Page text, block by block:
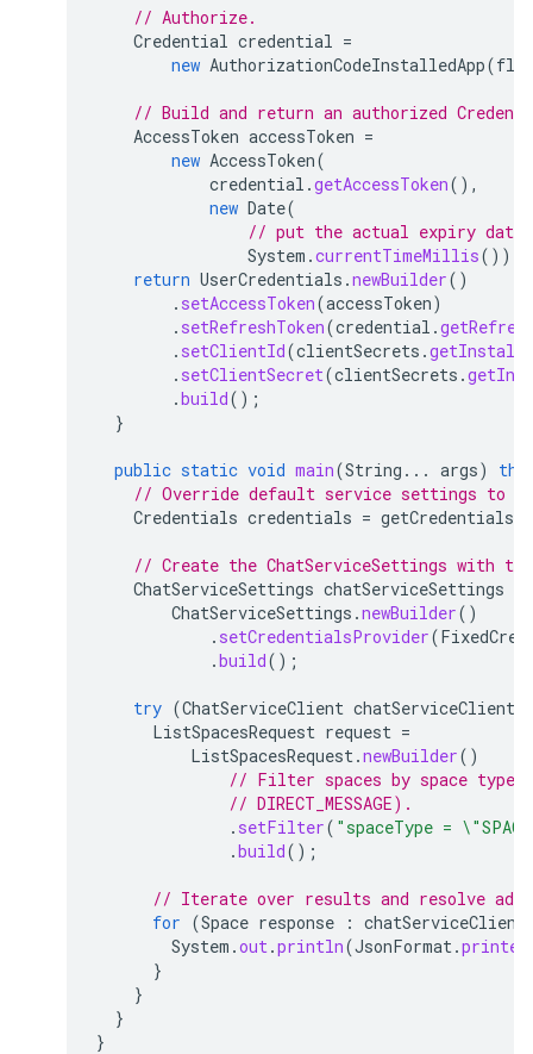
// Authorize.
Credential credential =
new AuthorizationCodeInstalledApp(flow
// Build and return an authorized
AccessToken accessToken =
new AccessToken(
credential .getAccessToken(),
new Date(
// put the actual expiry date
System .currentTimeMillis()));
return UserCredentials .newBuilder()
. setAccessToken(accessToken)
. setRefreshToken(credential .
. setClientId(clientSecrets .
. setClientSecret(clientSecrets .
.build();
}
public static void main(String ... args)
// Override default service settings to
Credentials credentials = getCredentials
// Create the ChatServiceSettings with
ChatServiceSettings chatServiceSettings
ChatServiceSettings .newBuilder()
. setCredentialsProvider(
.build();
try (ChatServiceClient chatServiceClient
ListSpacesRequest request =
ListSpacesRequest.newBuilder()
// Filter spaces by space type
// DIRECT_MESSAGE).
. setFilter( "spaceType =
.build();
// Iterate over results and resolve
for (Space response : chatServiceClient
System .out.println(JsonFormat.printer
}
}
}
}